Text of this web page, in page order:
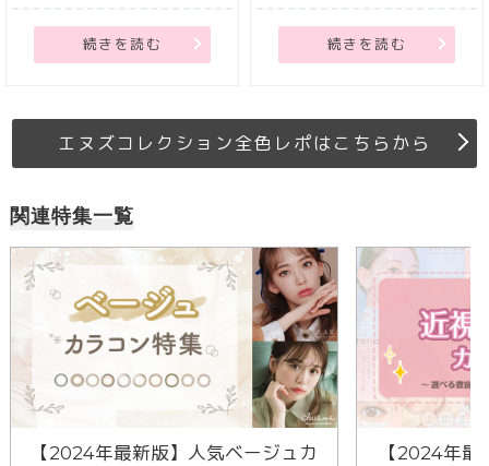
続きを読む 続きを読む
エヌズコレクション全色レポはこちらから
関連特集一覧
【2024年最新版】人気ベージュカ
【2024年